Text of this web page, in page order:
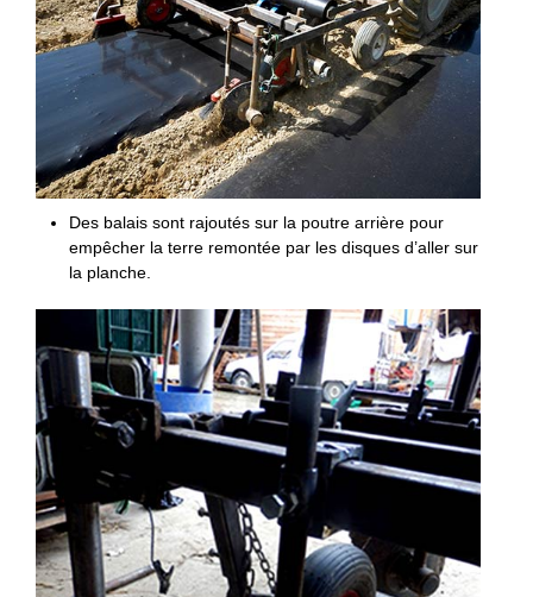
Des balais sont rajoutés sur la poutre arrière pour
empêcher la terre remontée par les disques d’aller sur
la planche.